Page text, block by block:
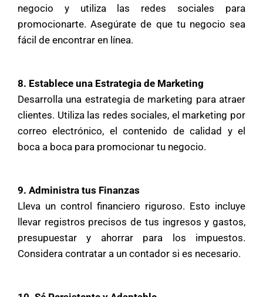
negocio y utiliza las redes sociales para
promocionarte. Asegúrate de que tu negocio sea
fácil de encontrar en línea.
8. Establece una Estrategia de Marketing
Desarrolla una estrategia de marketing para atraer
clientes. Utiliza las redes sociales, el marketing por
correo electrónico, el contenido de calidad y el
boca a boca para promocionar tu negocio.
9. Administra tus Finanzas
Lleva un control financiero riguroso. Esto incluye
llevar registros precisos de tus ingresos y gastos,
presupuestar y ahorrar para los impuestos.
Considera contratar a un contador si es necesario.